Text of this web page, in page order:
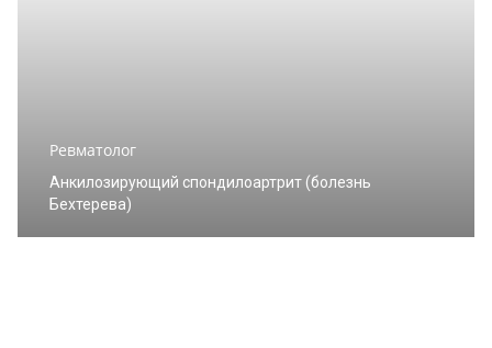
Ревматолог
Анкилозирующий спондилоартрит (болезнь
Бехтерева)